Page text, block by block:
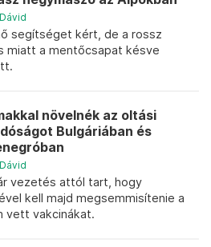
segítséget kért, de a rossz
miatt a mentőcsapat késve
növelnék az oltási
Bulgáriában és
vezetés attól tart, hogy
kell majd megsemmisítenie a
vett vakcinákat.